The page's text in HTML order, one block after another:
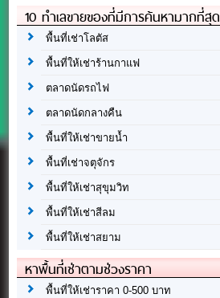
10 ทำเลขายของที่มีการค้นหามากที่สุด
พื้นที่เช่าโลตัส
พื้นที่ให้เช่าร้านกาแฟ
ตลาดนัดรถไฟ
ตลาดนัดกลางคืน
พื้นที่ให้เช่าขายน้ำ
พื้นที่เช่าจตุจักร
พื้นที่ให้เช่าสุขุมวิท
พื้นที่ให้เช่าสีลม
พื้นที่ให้เช่าสยาม
หาพื้นที่เช่าตามช่วงราคา
พื้นที่ให้เช่าราคา 0-500 บาท